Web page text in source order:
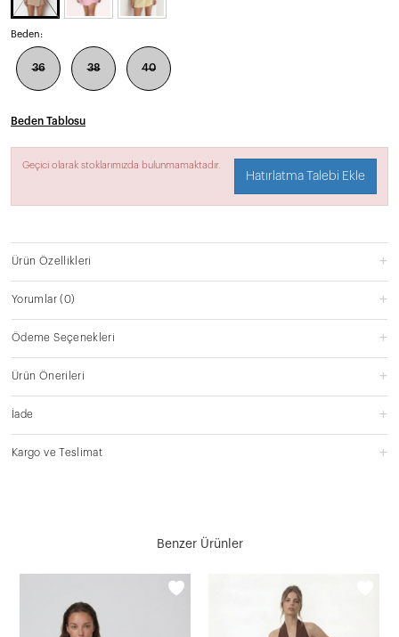
Beden:
36 38 40
Beden Tablosu
Geçici olarak stoklarımızda bulunmamaktadır.
Hatırlatma Talebi Ekle
Ürün Özellikleri
Yorumlar(0)
Ödeme Seçenekleri
Ürün Önerileri
İade
Kargo ve Teslimat
Benzer Ürünler